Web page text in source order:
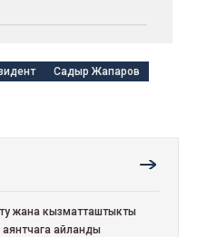
Садыр Жапаров
жана кызматташтыкты
айланды